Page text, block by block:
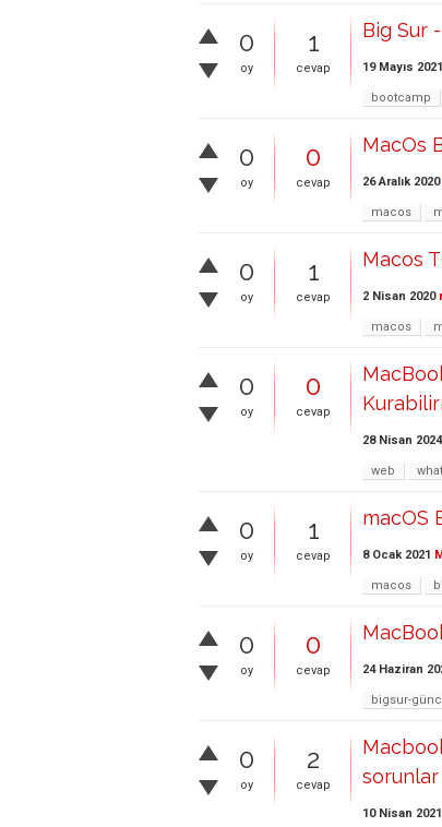
0
oy
1
cevap
Big Sur
19 Mayıs 2021
bootcamp
0
oy
0
cevap
MacOs
26 Aralık 2020
macos
0
oy
1
cevap
Macos
2 Nisan 2020
macos
0
oy
0
cevap
28 Nisan 2024
web
0
oy
1
cevap
macOS
8 Ocak 2021
macos
0
oy
0
cevap 24 Haziran
bigsur-
0
oy
2
cevap
10 Nisan 2021